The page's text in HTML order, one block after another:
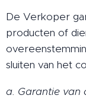
De Verkoper
producten of
sluiten van het
a. Garantie van